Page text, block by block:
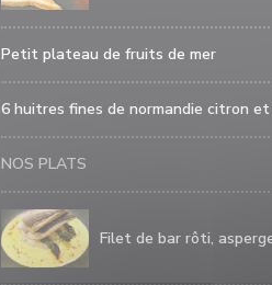
Petit plateau de fruits de mer
6 huitres fines de normandie citron
NOS PLATS
Filet de bar rôti,